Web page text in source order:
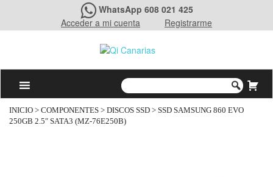
WhatsApp 608 021 425
Acceder a mi cuenta
Registrarme
INICIO > COMPONENTES > DISCOS SSD > SSD SAMSUNG 860 EVO
250GB 2.5″ SATA3 (MZ-76E250B)